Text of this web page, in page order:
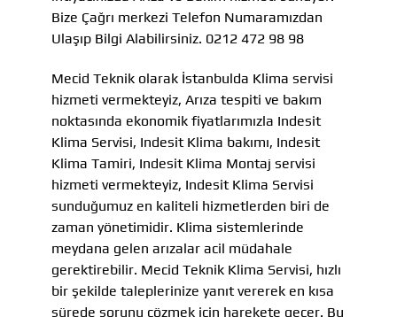
Bize Çağrı merkezi Telefon Numaramızdan
Ulaşıp Bilgi Alabilirsiniz. 0212 472 98 98
Mecid Teknik olarak İstanbulda Klima servisi
hizmeti vermekteyiz, Arıza tespiti ve bakım
noktasında ekonomik fiyatlarımızla Indesit
Klima Servisi, Indesit Klima bakımı, Indesit
Klima Tamiri, Indesit Klima Montaj servisi
hizmeti vermekteyiz, Indesit Klima Servisi
sunduğumuz en kaliteli hizmetlerden biri de
zaman yönetimidir. Klima sistemlerinde
meydana gelen arızalar acil müdahale
gerektirebilir. Mecid Teknik Klima Servisi, hızlı
bir şekilde taleplerinize yanıt vererek en kısa
sürede sorunu çözmek için harekete geçer. Bu